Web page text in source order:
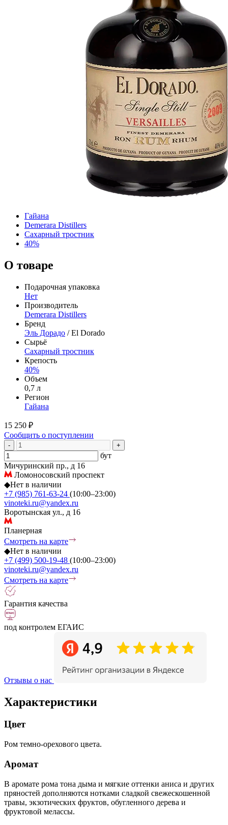
Гайана
Demerara Distillers
Сахарный тростник
40%
О товаре
Подарочная упаковка
Нет
Производитель
Demerara Distillers
Бренд
Эль Дорадо / El Dorado
Сырьё
Сахарный тростник
Крепость
40%
Объем
0,7 л
Регион
Гайана
15 250 ₽
Сообщить о поступлении
- +
бут
Мичуринский пр., д 16
Ломоносовский проспект
◆Нет в наличии
+7 (985) 761-63-24 (10:00–23:00)
vinoteki.ru@yandex.ru
Воротынская ул., д 16
Планерная
Смотреть на карте
◆Нет в наличии
+7 (499) 500-19-48 (10:00–23:00)
vinoteki.ru@yandex.ru
Смотреть на карте
Гарантия качества
под контролем ЕГАИС
Отзывы о нас
Характеристики
Цвет
Ром темно-орехового цвета.
Аромат
В аромате рома тона дыма и мягкие оттенки аниса и других
пряностей дополняются нотками сладкой свежескошенной
травы, экзотических фруктов, обугленного дерева и
фруктовой мелассы.